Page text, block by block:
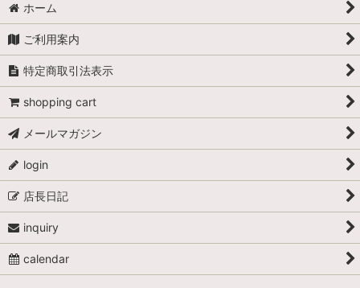
ホーム
ご利用案内
特定商取引法表示
shopping cart
メールマガジン
login
店長日記
inquiry
calendar